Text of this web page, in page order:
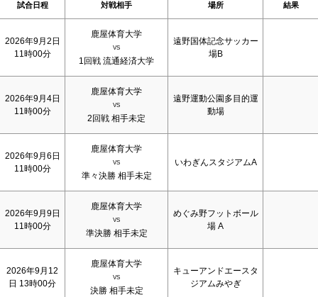
試合日程 対戦相手 場所 結果
2026年9月2日
11時00分
鹿屋体育大学
VS
1回戦 流通経済大学
遠野国体記念サッカー
場B
2026年9月4日
11時00分
鹿屋体育大学
VS
2回戦 相手未定
遠野運動公園多目的運
動場
2026年9月6日
11時00分
鹿屋体育大学
VS
準々決勝 相手未定
いわぎんスタジアムA
2026年9月9日
11時00分
鹿屋体育大学
VS
準決勝 相手未定
めぐみ野フットボール
場 A
2026年9月12
日 13時00分
鹿屋体育大学
VS
決勝 相手未定
キューアンドエースタ
ジアムみやぎ